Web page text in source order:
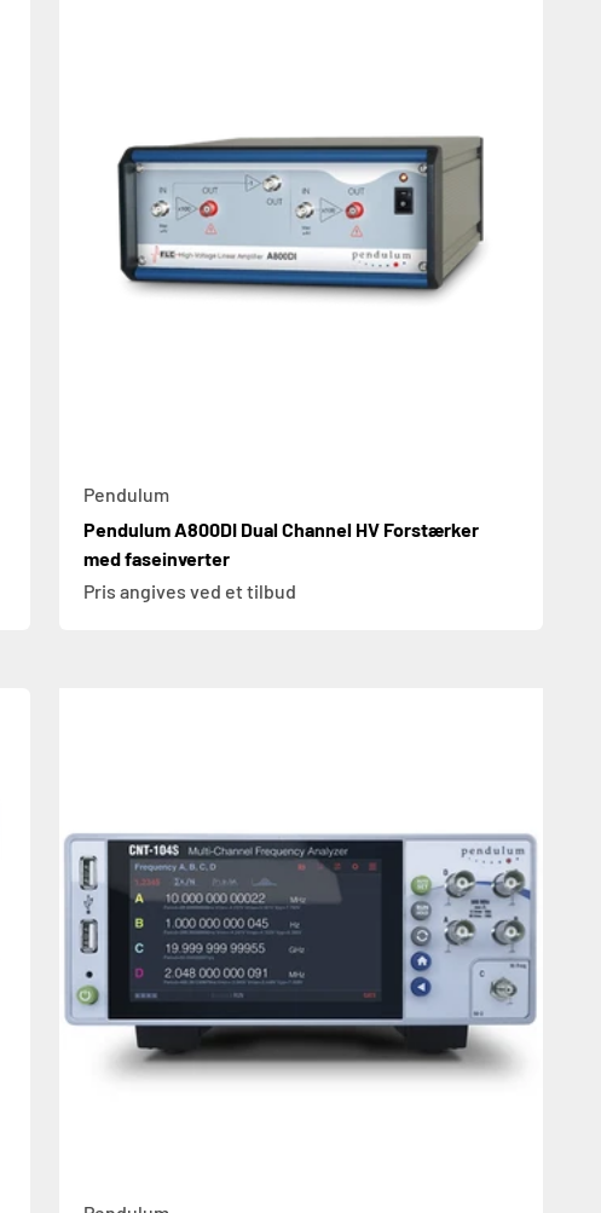
Pendulum
Pendulum A800DI Dual Channel HV Forstærker
med faseinverter
Pris angives ved et tilbud